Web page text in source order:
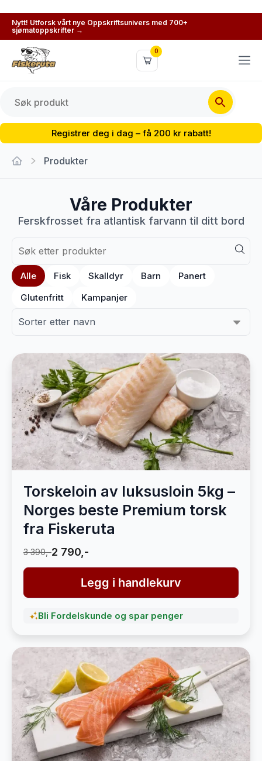
Nytt! Utforsk vårt nye Oppskriftsunivers med 700+
sjømatoppskrifter →
0
Registrer deg i dag – få 200 kr rabatt!
Produkter
Våre Produkter
Ferskfrosset fra atlantisk farvann til ditt bord
Alle Fisk Skalldyr Barn
Panert
Glutenfritt
Kampanjer
Torskeloin av luksusloin 5kg –
Norges beste Premium torsk
fra Fiskeruta
3 390,-2 790,-
Legg i handlekurv
Bli Fordelskunde og spar penger